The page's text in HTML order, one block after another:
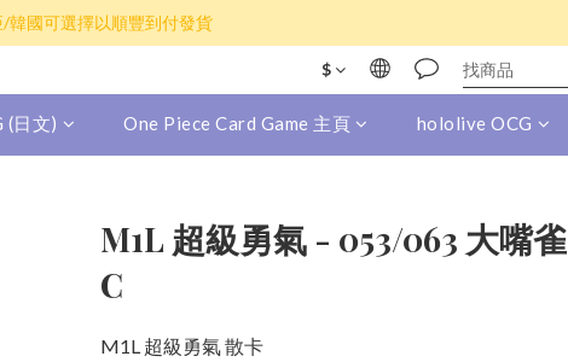
品買滿$800包順豐(香港境內)
國可選擇以順豐到付發貨
$
(日文) One Piece Card Game 主頁 hololive OCG
M1L 超級勇氣 - 053/063 大嘴雀
C
M1L 超級勇氣 散卡